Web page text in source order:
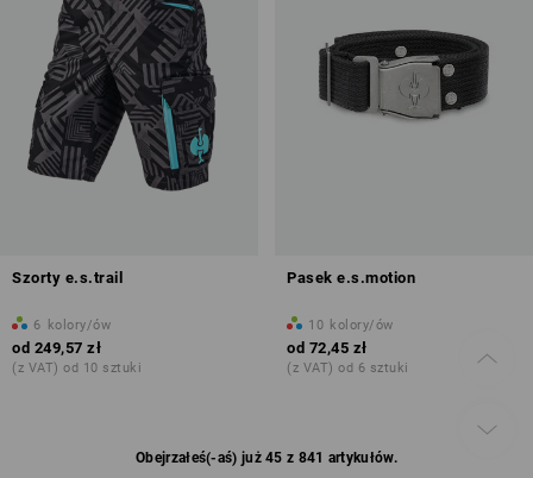
Szorty e.s.trail
6 kolory/ów
od 249,57 zł
(z VAT) od 10 sztuki
Pasek e.s.motion
10 kolory/ów
od 72,45 zł
(z VAT) od 6 sztuki
Obejrzałeś(-aś) już 45 z 841 artykułów.